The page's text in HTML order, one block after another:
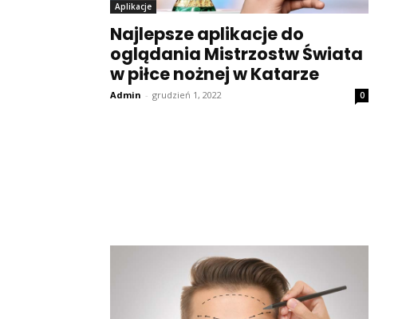
Aplikacje
Najlepsze aplikacje do
oglądania Mistrzostw Świata
w piłce nożnej w Katarze
Admin - grudzień 1, 2022 0